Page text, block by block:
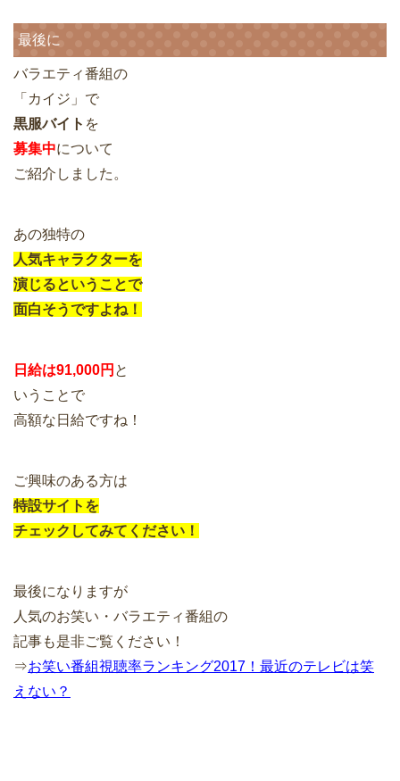
最後に
バラエティ番組の
「カイジ」で
黒服バイト を
募集中について
ご紹介しました。
あの独特の
人気キャラクターを
演じるということで
面白そうですよね！
日給は91,000円 と
いうことで
高額な日給ですね！
ご興味のある方は
特設サイトを
チェックしてみてください！
最後になりますが
人気のお笑い・バラエティ番組の
記事も是非ご覧ください！
⇒お笑い番組視聴率ランキング2017！最近のテレビは笑
えない？